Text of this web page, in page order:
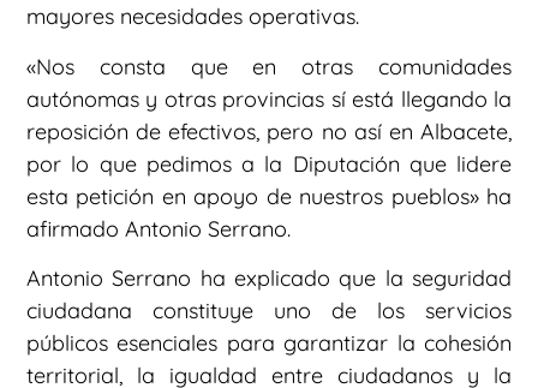
mayores necesidades operativas.
«Nos consta que en otras comunidades
autónomas y otras provincias sí está llegando la
reposición de efectivos, pero no así en Albacete,
por lo que pedimos a la Diputación que lidere
esta petición en apoyo de nuestros pueblos» ha
afirmado Antonio Serrano.
Antonio Serrano ha explicado que la seguridad
ciudadana constituye uno de los servicios
públicos esenciales para garantizar la cohesión
territorial, la igualdad entre ciudadanos y la